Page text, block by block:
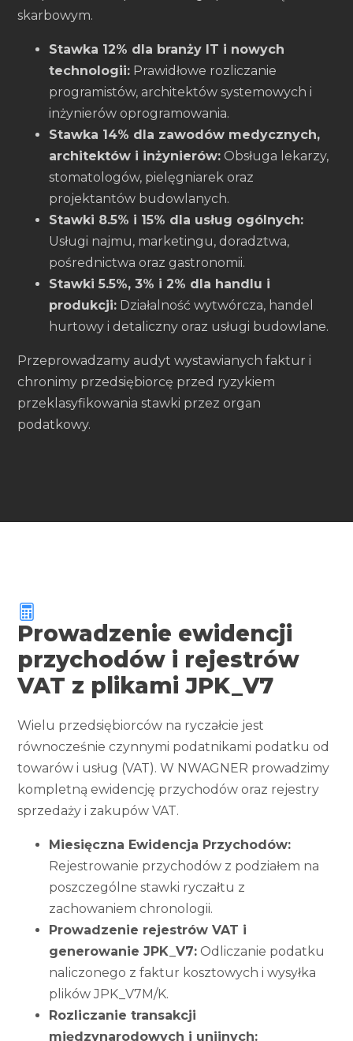
skarbowym.
Stawka 12% dla branży IT i nowych
technologii: Prawidłowe rozliczanie
programistów, architektów systemowych i
inżynierów oprogramowania.
Stawka 14% dla zawodów medycznych,
architektów i inżynierów: Obsługa lekarzy,
stomatologów, pielęgniarek oraz
projektantów budowlanych.
Stawki 8.5% i 15% dla usług ogólnych:
Usługi najmu, marketingu, doradztwa,
pośrednictwa oraz gastronomii.
Stawki 5.5%, 3% i 2% dla handlu i
produkcji: Działalność wytwórcza, handel
hurtowy i detaliczny oraz usługi budowlane.
Przeprowadzamy audyt wystawianych faktur i
chronimy przedsiębiorcę przed ryzykiem
przeklasyfikowania stawki przez organ
podatkowy.
Prowadzenie ewidencji
przychodów i rejestrów
VAT z plikami JPK_V7
Wielu przedsiębiorców na ryczałcie jest
równocześnie czynnymi podatnikami podatku od
towarów i usług (VAT). W NWAGNER prowadzimy
kompletną ewidencję przychodów oraz rejestry
sprzedaży i zakupów VAT.
Miesięczna Ewidencja Przychodów:
Rejestrowanie przychodów z podziałem na
poszczególne stawki ryczałtu z
zachowaniem chronologii.
Prowadzenie rejestrów VAT i
generowanie JPK_V7: Odliczanie podatku
naliczonego z faktur kosztowych i wysyłka
plików JPK_V7M/K.
Rozliczanie transakcji
międzynarodowych i unijnych: